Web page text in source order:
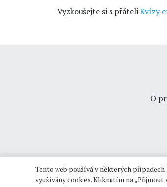
Vyzkoušejte si s přáteliKvízy
O
Tento web používá v některých
využívány cookies. Kliknutím na